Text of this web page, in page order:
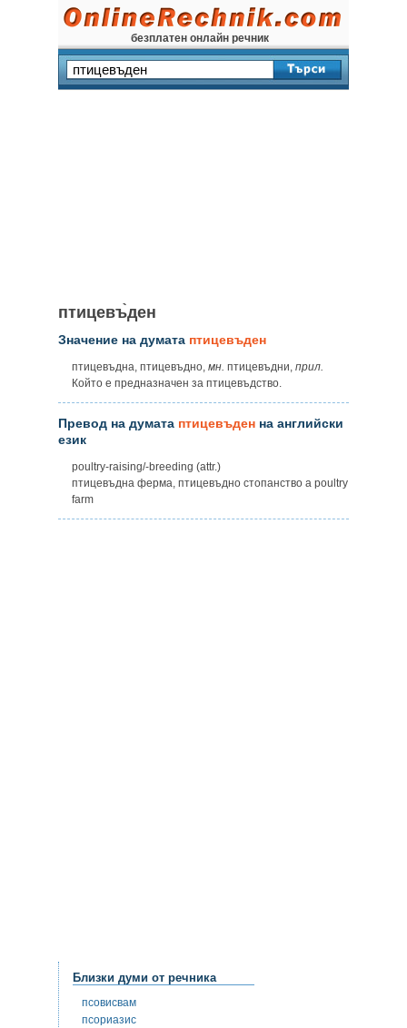
безплатен онлайн речник
птицевъ̀ден
Значение на думата птицевъден
птицевъдна, птицевъдно, мн. птицевъдни, прил.
Който е предназначен за птицевъдство.
Превод на думата птицевъден на английски
език
poultry-raising/-breeding (attr.)
птицевъдна ферма, птицевъдно стопанство а poultry
farm
Близки думи от речника
псовисвам
псориазис